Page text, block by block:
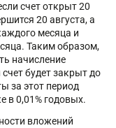
счет открыт 20
20 августа, а
месяца и
Таким образом,
начисление
будет закрыт до
за этот период
в 0,01% годовых.
вложений